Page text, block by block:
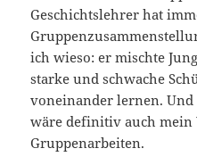
Geschichtslehrer hat
ich wieso: er mischte
starke und schwache
voneinander lernen.
wäre definitiv auch mein
Gruppenarbeiten.